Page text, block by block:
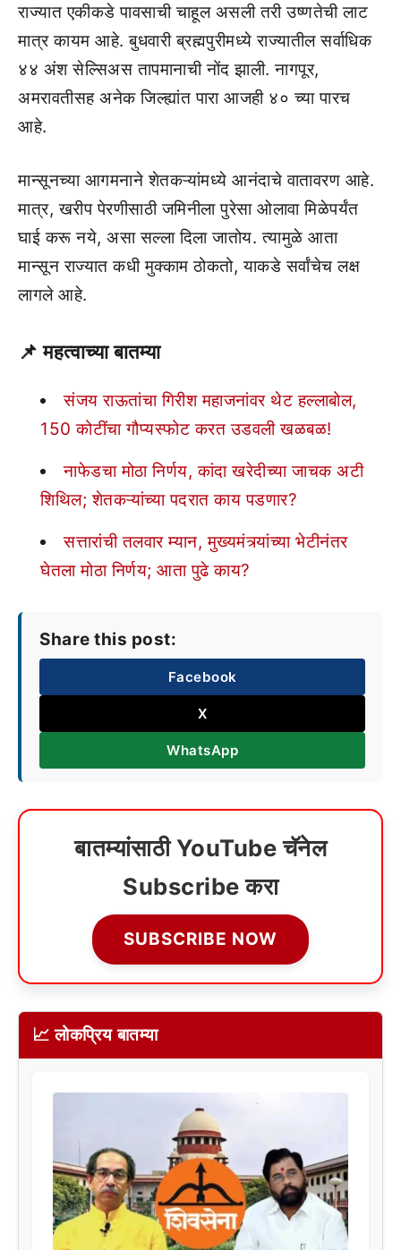
राज्यात एकीकडे पावसाची चाहूल असली तरी उष्णतेची लाट
मात्र कायम आहे. बुधवारी ब्रह्मपुरीमध्ये राज्यातील सर्वाधिक
४४ अंश सेल्सिअस तापमानाची नोंद झाली. नागपूर,
अमरावतीसह अनेक जिल्ह्यांत पारा आजही ४० च्या पारच
आहे.
मान्सूनच्या आगमनाने शेतकऱ्यांमध्ये आनंदाचे वातावरण आहे.
मात्र, खरीप पेरणीसाठी जमिनीला पुरेसा ओलावा मिळेपर्यंत
घाई करू नये, असा सल्ला दिला जातोय. त्यामुळे आता
मान्सून राज्यात कधी मुक्काम ठोकतो, याकडे सर्वांचेच लक्ष
लागले आहे.
📌महत्वाच्या बातम्या
संजय राऊतांचा गिरीश महाजनांवर थेट हल्लाबोल,
150 कोटींचा गौप्यस्फोट करत उडवली खळबळ!
नाफेडचा मोठा निर्णय, कांदा खरेदीच्या जाचक अटी
शिथिल; शेतकऱ्यांच्या पदरात काय पडणार?
सत्तारांची तलवार म्यान, मुख्यमंत्र्यांच्या भेटीनंतर
घेतला मोठा निर्णय; आता पुढे काय?
Share this post:
Facebook
X
WhatsApp
बातम्यांसाठी YouTube चॅनेल
Subscribe करा
SUBSCRIBE NOW
📈 लोकप्रिय बातम्या